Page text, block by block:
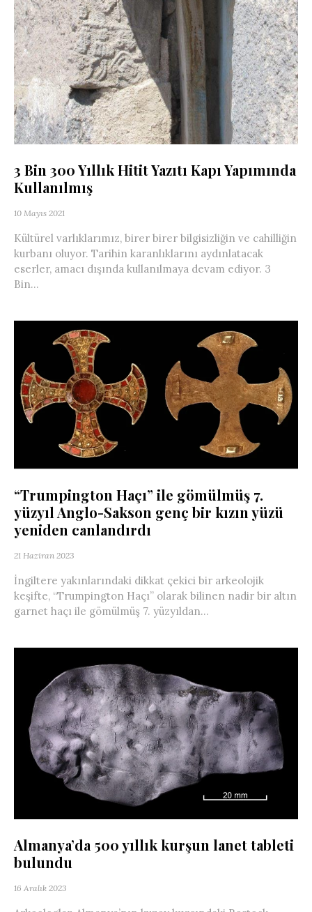
3 Bin 300 Yıllık Hitit Yazıtı Kapı Yapımında
Kullanılmış
10 Mayıs 2021
Kültürel varlıklarımız, birer birer bilgisizliğin ve cahilliğin
kurbanı oluyor. Tarihin karanlıklarını aydınlatacak
eserler, amacı dışında kullanılmaya devam ediyor. 3
Bin...
“Trumpington Haçı” ile gömülmüş 7.
yüzyıl Anglo-Sakson genç bir kızın yüzü
yeniden canlandırdı
21 Haziran 2023
İngiltere yakınlarındaki dikkat çekici bir arkeolojik
keşifte, “Trumpington Haçı” olarak bilinen nadir bir altın
garnet haçı ile gömülmüş 7. yüzyıldan...
Almanya’da 500 yıllık kurşun lanet tableti
bulundu
16 Aralık 2023